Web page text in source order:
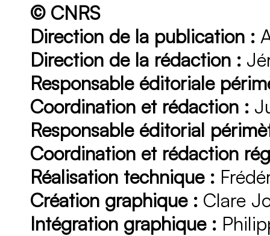
© CNRS
Direction de la publication :
Direction de la rédaction :
Responsable éditoriale
Coordination et rédaction :
Responsable éditorial
Coordination et rédaction
Réalisation technique :
Création graphique : Clare
Intégration graphique :